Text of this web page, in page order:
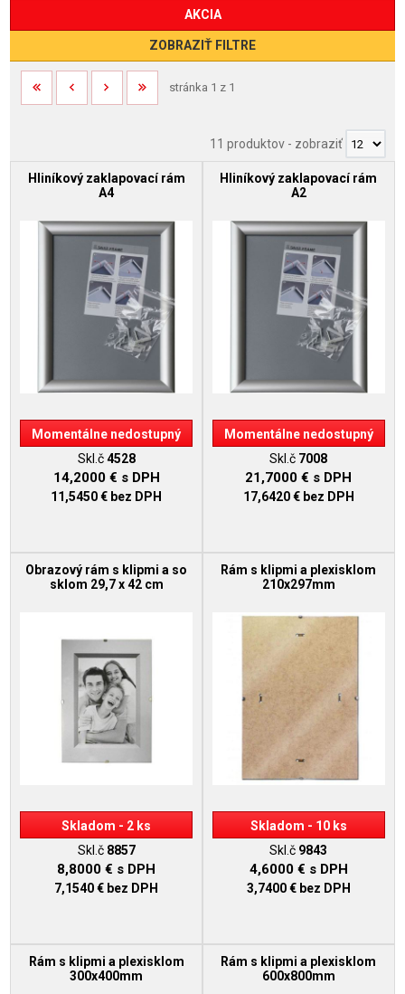
AKCIA
ZOBRAZIŤ FILTRE
stránka 1 z 1
11 produktov- zobraziť
Hliníkový zaklapovací rám
A4
Momentálne nedostupný
Skl.č4528
14,2000 € s DPH
11,5450 € bez DPH
Hliníkový zaklapovací rám
A2
Momentálne nedostupný
Skl.č 7008
21,7000 € s DPH
17,6420 € bez DPH
Obrazový rám s klipmi a so
sklom 29,7 x 42 cm
Skladom - 2 ks
Skl.č 8857
8,8000 € s DPH
7,1540 € bez DPH
Rám s klipmi a plexisklom
210x297mm
Skladom - 10 ks
Skl.č 9843
4,6000 € s DPH
3,7400 € bez DPH
Rám s klipmi a plexisklom
300x400mm
Rám s klipmi a plexisklom
600x800mm